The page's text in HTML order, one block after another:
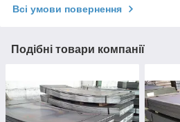
Всі умови повернення
Подібні товари компанії